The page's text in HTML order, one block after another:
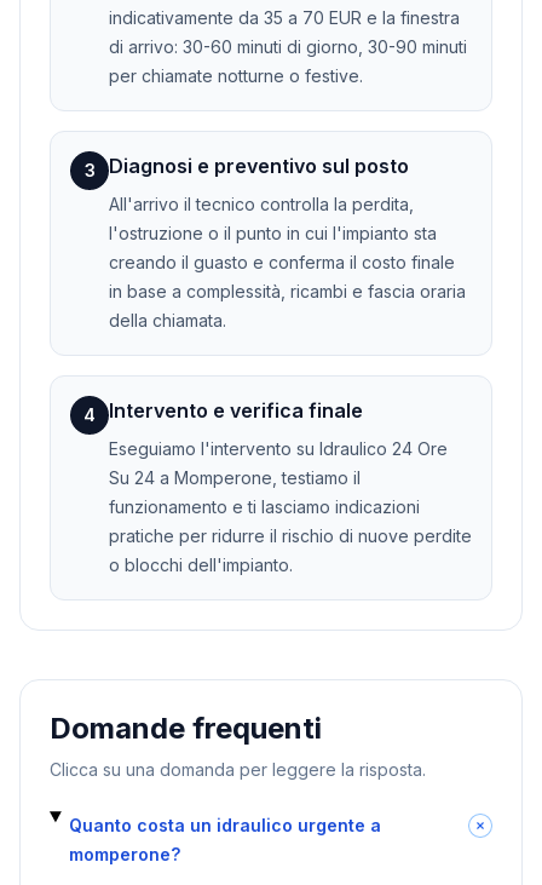
indicativamente da 35 a 70 EUR e la finestra
di arrivo: 30-60 minuti di giorno, 30-90 minuti
per chiamate notturne o festive.
3 Diagnosi e preventivo sul posto
All'arrivo il tecnico controlla la perdita,
l'ostruzione o il punto in cui l'impianto sta
creando il guasto e conferma il costo finale
in base a complessità, ricambi e fascia oraria
della chiamata.
4 Intervento e verifica finale
Eseguiamo l'intervento su Idraulico 24 Ore
Su 24 a Momperone, testiamo il
funzionamento e ti lasciamo indicazioni
pratiche per ridurre il rischio di nuove perdite
o blocchi dell'impianto.
Domande frequenti
Clicca su una domanda per leggere la risposta.
Quanto costa un idraulico urgente a
momperone?